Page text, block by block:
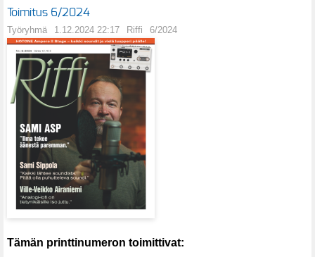
Toimitus 6/2024
Työryhmä 1.12.2024 22:17 Riffi 6/2024
Tämän printtinumeron toimittivat: